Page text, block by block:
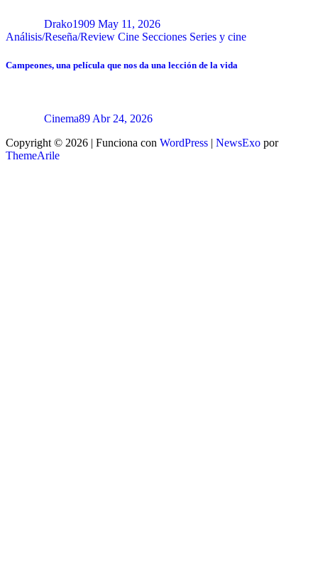
Drako1909 May 11, 2026
Análisis/Reseña/Review Cine Secciones Series y cine
Campeones, una película que nos da una lección de la vida
Cinema89 Abr 24, 2026
Copyright © 2026 | Funciona con WordPress | NewsExo por
ThemeArile